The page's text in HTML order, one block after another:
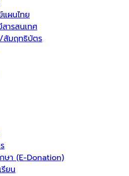
ผนไทย
สารสนเทศ
สัมฤทธิบัตร
ษา (E-Donation)
ยน